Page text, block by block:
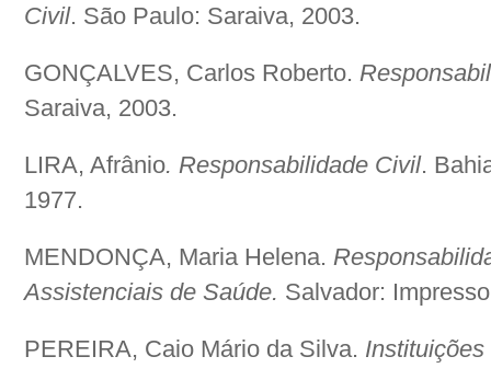
Civil. São Paulo: Saraiva, 2003.
GONÇALVES, Carlos Roberto.
Saraiva, 2003.
LIRA, Afrânio. Responsabilidade Civil.
1977.
MENDONÇA, Maria Helena.
Assistenciais de Saúde. Salvador:
PEREIRA, Caio Mário da Silva.